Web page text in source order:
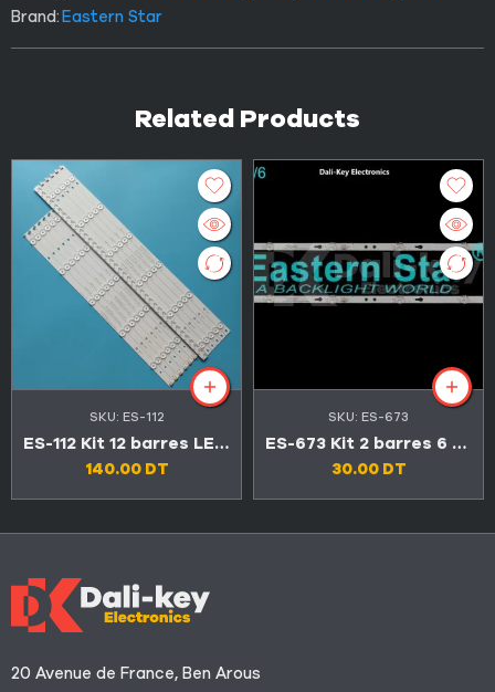
Brand:Eastern Star
Related Products
SKU: ES-112
ES-112 Kit 12 barres LED TV CONDOR 55″ 5LED+6LED 3V LED55C4500 / LED55C6600
140.00 DT
SKU: ES-673
ES-673 Kit 2 barres 6 LED TV CONDOR 32″ L32T4300
30.00 DT
20 Avenue de France, Ben Arous